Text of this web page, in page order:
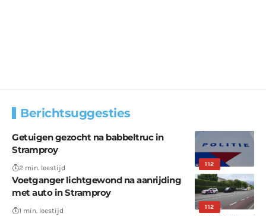
Berichtsuggesties
112
Getuigen gezocht na babbeltruc in
Stramproy
2 min. leestijd
112
Voetganger lichtgewond na aanrijding
met auto in Stramproy
1 min. leestijd